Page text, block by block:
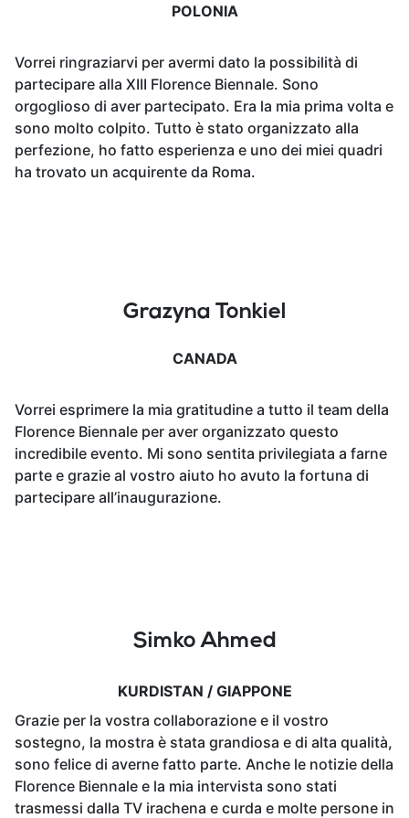
POLONIA
Vorrei ringraziarvi per avermi dato la possibilità di
partecipare alla XIII Florence Biennale. Sono
orgoglioso di aver partecipato. Era la mia prima volta e
sono molto colpito. Tutto è stato organizzato alla
perfezione, ho fatto esperienza e uno dei miei quadri
ha trovato un acquirente da Roma.
Grazyna Tonkiel
CANADA
Vorrei esprimere la mia gratitudine a tutto il team della
Florence Biennale per aver organizzato questo
incredibile evento. Mi sono sentita privilegiata a farne
parte e grazie al vostro aiuto ho avuto la fortuna di
partecipare all’inaugurazione.
Simko Ahmed
KURDISTAN / GIAPPONE
Grazie per la vostra collaborazione e il vostro
sostegno, la mostra è stata grandiosa e di alta qualità,
sono felice di averne fatto parte. Anche le notizie della
Florence Biennale e la mia intervista sono stati
trasmessi dalla TV irachena e curda e molte persone in